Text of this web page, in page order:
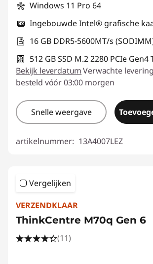
Windows 11 Pro 64
Ingebouwde Intel® grafische
16 GB DDR5-5600MT/s
512 GB SSD M.2 2280 PCIe Gen4
Bekijk leverdatumVerwachte
besteld vóór 03:00 morgen
Snelle weergave
artikelnummer: 13A4007LEZ
Vergelijken
VERZENDKLAAR
ThinkCentre M70q Gen 6
(11)